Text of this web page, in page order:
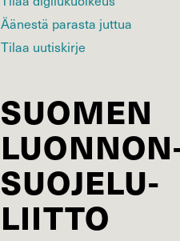
Äänestä parasta juttua
Tilaa uutiskirje
SUOMEN
SUOJELU­
LIITTO